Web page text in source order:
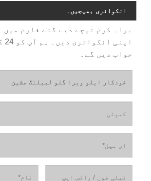
انکوائری بھیجیں۔
براہ کرم نیچے دیے گئے فارم میں
جواب دیں گے۔